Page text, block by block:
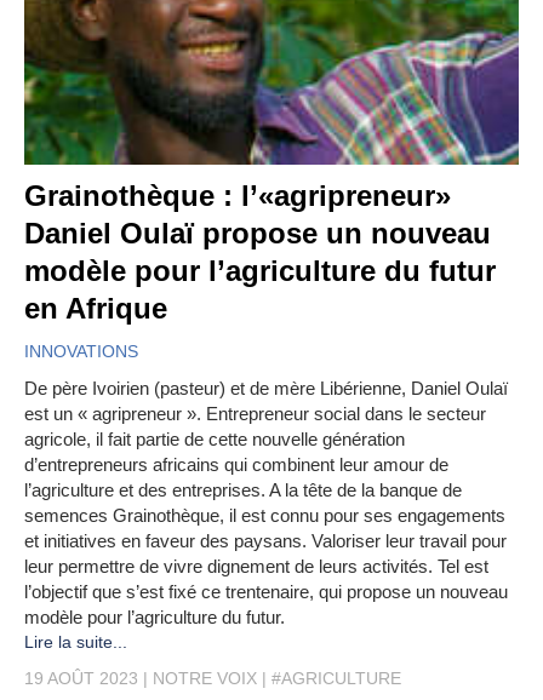
Grainothèque : l’«agripreneur»
Daniel Oulaï propose un nouveau
modèle pour l’agriculture du futur
en Afrique
INNOVATIONS
De père Ivoirien (pasteur) et de mère Libérienne, Daniel Oulaï
est un « agripreneur ». Entrepreneur social dans le secteur
agricole, il fait partie de cette nouvelle génération
d’entrepreneurs africains qui combinent leur amour de
l’agriculture et des entreprises. A la tête de la banque de
semences Grainothèque, il est connu pour ses engagements
et initiatives en faveur des paysans. Valoriser leur travail pour
leur permettre de vivre dignement de leurs activités. Tel est
l’objectif que s’est fixé ce trentenaire, qui propose un nouveau
modèle pour l’agriculture du futur.
Lire la suite...
19 AOÛT 2023
NOTRE VOIX #AGRICULTURE